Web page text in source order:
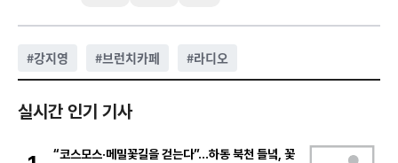
#강지영 #브런치카페 #라디오
실시간 인기 기사
“코스모스·메밀꽃길을 걷는다”…하동 북천 들녘, 꽃